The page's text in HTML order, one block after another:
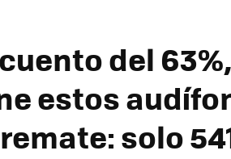
del 63%,
estos
solo